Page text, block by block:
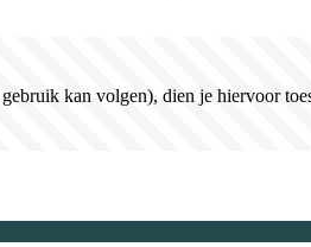
kan volgen), dien je hiervoor